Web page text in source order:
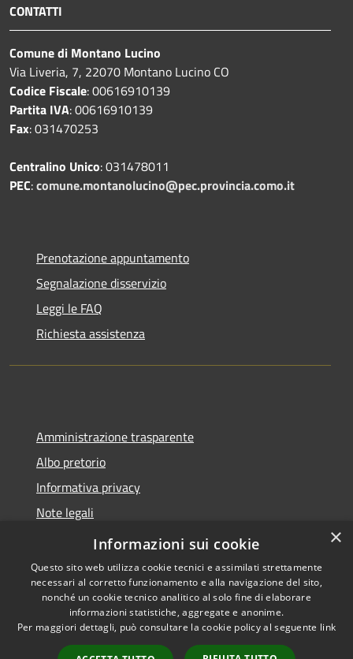
CONTATTI
Comune di Montano Lucino
Via Liveria, 7, 22070 Montano Lucino CO
Codice Fiscale: 00616910139
Partita IVA: 00616910139
Fax: 031470253
Centralino Unico: 031478011
PEC:comune.montanolucino@pec.provincia.como.it
Prenotazione appuntamento
Segnalazione disservizio
Leggi le FAQ
Richiesta assistenza
Amministrazione trasparente
Albo pretorio
Informativa privacy
Note legali
Dichiarazione di accessibilità
Accessibilità
Copyright © 2026 • Comune di
Montano Lucino • Powered by
•
×
Informazioni sui cookie
Questo sito web utilizza cookie tecnici e assimilati strettamente
necessari al corretto funzionamento e alla navigazione del sito,
nonché un cookie tecnico analitico al solo fine di elaborare
informazioni statistiche, aggregate e anonime.
Per maggiori dettagli, può consultare la cookie policy al seguente link